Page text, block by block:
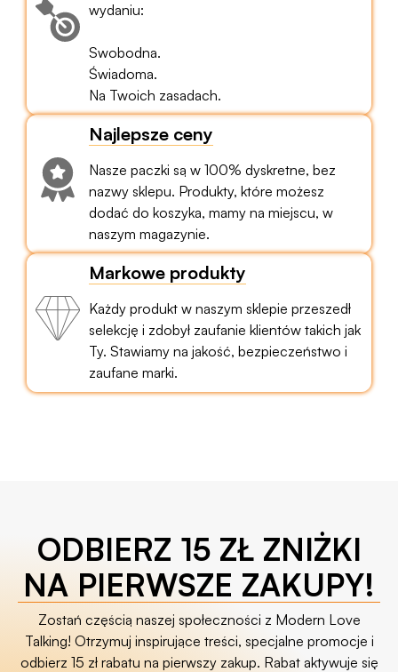
wydaniu:
Swobodna.
Świadoma.
Na Twoich zasadach.
Najlepsze ceny
Nasze paczki są w 100% dyskretne, bez
nazwy sklepu. Produkty, które możesz
dodać do koszyka, mamy na miejscu, w
naszym magazynie.
Markowe produkty
Każdy produkt w naszym sklepie przeszedł
selekcję i zdobył zaufanie klientów takich jak
Ty. Stawiamy na jakość, bezpieczeństwo i
zaufane marki.
ODBIERZ 15 ZŁ ZNIŻKI
NA PIERWSZE ZAKUPY!
Zostań częścią naszej społeczności z Modern Love
Talking! Otrzymuj inspirujące treści, specjalne promocje i
odbierz 15 zł rabatu na pierwszy zakup. Rabat aktywuje się